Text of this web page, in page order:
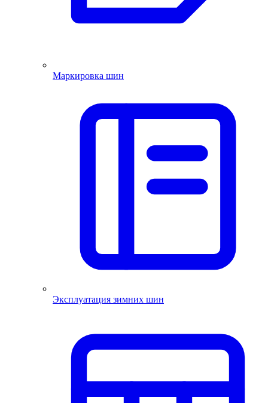
Маркировка шин
Эксплуатация зимних шин